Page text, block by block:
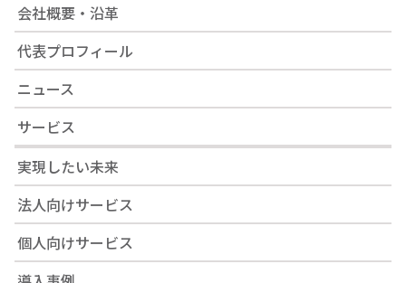
会社概要・沿革
代表プロフィール
ニュース
サービス
実現したい未来
法人向けサービス
個人向けサービス